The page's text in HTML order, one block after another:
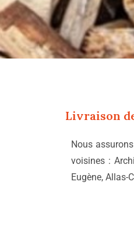
Livraison
Nous
voisines :
Eugène, Allas-